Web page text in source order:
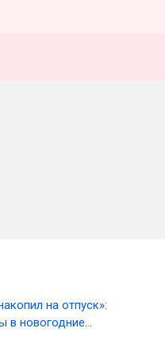
на отпуск»:
в новогодние